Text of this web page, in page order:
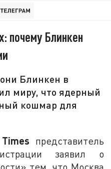
почему Блинкен
Блинкен в
миру, что ядерный
кошмар для
представитель
заявил о
тем, что Москва